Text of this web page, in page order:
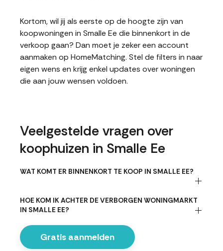
Kortom, wil jij als eerste op de hoogte zijn van
koopwoningen in Smalle Ee die binnenkort in de
verkoop gaan? Dan moet je zeker een account
aanmaken op HomeMatching. Stel de filters in naar
eigen wens en krijg enkel updates over woningen
die aan jouw wensen voldoen.
Veelgestelde vragen over
koophuizen in Smalle Ee
WAT KOMT ER BINNENKORT TE KOOP IN SMALLE EE?
HOE KOM IK ACHTER DE VERBORGEN WONINGMARKT
IN SMALLE EE?
Gratis aanmelden